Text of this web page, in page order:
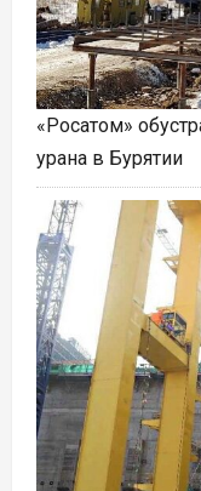
«Росатом»
урана в Бурятии